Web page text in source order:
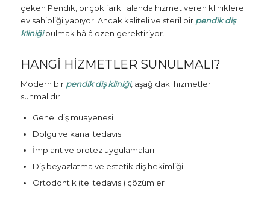
çeken Pendik, birçok farklı alanda hizmet veren kliniklere
ev sahipliği yapıyor. Ancak kaliteli ve steril bir pendik diş
kliniğibulmak hâlâ özen gerektiriyor.
HANGI HIZMETLER SUNULMALI?
Modern bir pendik diş kliniği, aşağıdaki hizmetleri
sunmalıdır:
Genel diş muayenesi
Dolgu ve kanal tedavisi
İmplant ve protez uygulamaları
Diş beyazlatma ve estetik diş hekimliği
Ortodontik (tel tedavisi) çözümler